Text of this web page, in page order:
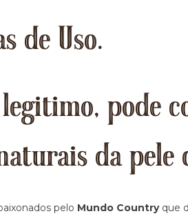
de Uso.
pode
da pele
pelo Mundo Countryque